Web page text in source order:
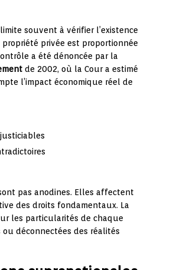
souvent à vérifier l’existence
privée est proportionnée
a été dénoncée par la
de 2002, où la Cour a estimé
l’impact économique réel de
pas anodines. Elles affectent
des droits fondamentaux. La
les particularités de chaque
déconnectées des réalités